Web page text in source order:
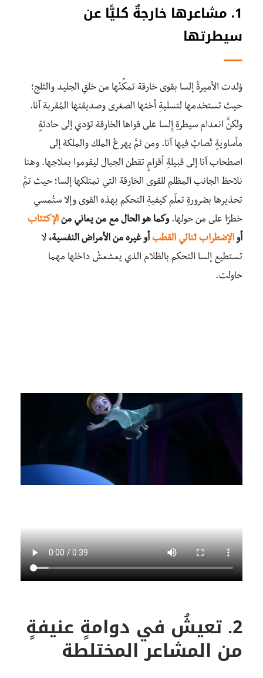
1. مشاعرها خارجةٌ كليًّا عن
سيطرتها
وُلِدت الأميرةُ إلسا بقوى خارقة تمكِّنُها من خلقِ الجليد والثلج؛
حيث تستخدمها لتسليةِ أختها الصغرى وصديقتها المُقربة آنا.
ولكنَّ انعدام سيطرةِ إِلسا على قواها الخارقة تؤدي إلى حادثةٍ
مأساويةٍ تُصابُ فيها آنا. ومن ثمَّ يهرعُ الملك والملكة إلى
اصطحاب آنا إلى قبيلةِ أقزامٍ تقطن الجبال ليقوموا بعلاجها. وهنا
نلاحظ الجانب المظلم للقوى الخارقة التي تمتلكها إلسا؛ حيث تمَّ
تحذيرها بضرورةِ تعلّم كيفيةِ التحكم بهذه القوى وإلا ستُمسي
خطرًا على من حولها.وكما هو الحال مع من يعاني من الإكتئاب
أوالإضطراب ثنائي القطب أو غيره من الأمراض النفسية، لا
تستطيع إلسا التحكم بالظلام الذي يعشعشُ داخلها مهما
حاولت.
2. تعيشُ في دوامةٍ عنيفةٍ
من المشاعر المختلطة